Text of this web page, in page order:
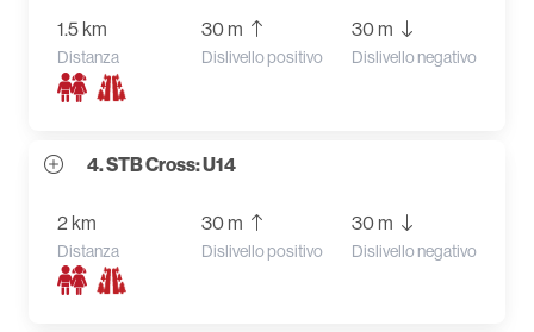
1.5 km
Distanza
30 m
Dislivello positivo
30 m
Dislivello negativo
4. STB Cross: U14
2 km
Distanza
30 m
Dislivello positivo
30 m
Dislivello negativo